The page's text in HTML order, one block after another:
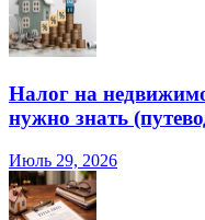
Налог на
нужно знать
Июль 29, 2026